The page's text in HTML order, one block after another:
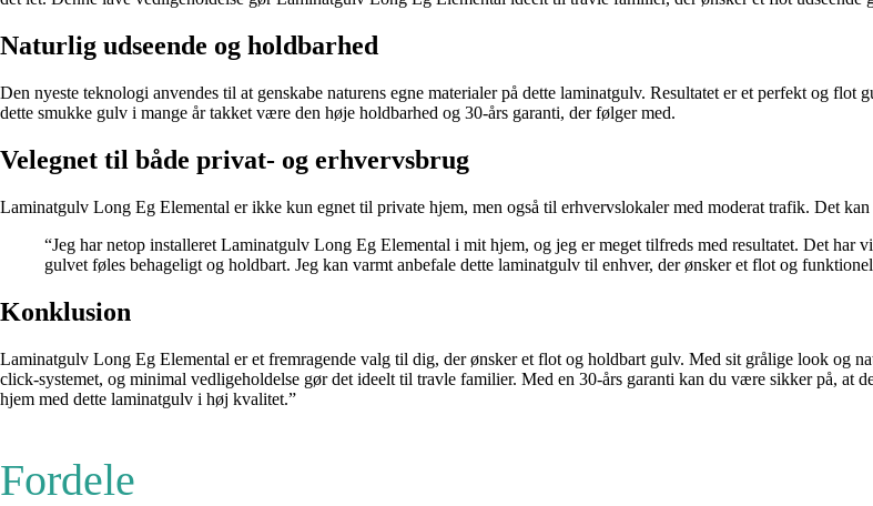
Naturlig udseende og holdbarhed
Den nyeste teknologi anvendes til at genskabe naturens egne materialer på dette laminatgulv. Resultatet er et perfekt og
dette smukke gulv i mange år takket være den høje holdbarhed og 30-års garanti, der følger med.
Velegnet til både privat- og erhvervsbrug
Laminatgulv Long Eg Elemental er ikke kun egnet til private hjem, men også til erhvervslokaler med moderat trafik. Det
“Jeg har netop installeret Laminatgulv Long Eg Elemental i mit hjem, og jeg er meget tilfreds med resultatet. Det har
gulvet føles behageligt og holdbart. Jeg kan varmt anbefale dette laminatgulv til enhver, der ønsker et flot og
Konklusion
Laminatgulv Long Eg Elemental er et fremragende valg til dig, der ønsker et flot og holdbart gulv. Med sit grålige look og
click-systemet, og minimal vedligeholdelse gør det ideelt til travle familier. Med en 30-års garanti kan du være sikker på,
hjem med dette laminatgulv i høj kvalitet.”
Fordele